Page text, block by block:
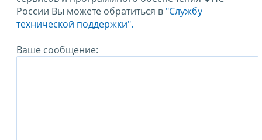
России Вы можете обратиться в "Службу
технической поддержки".
Ваше сообщение: